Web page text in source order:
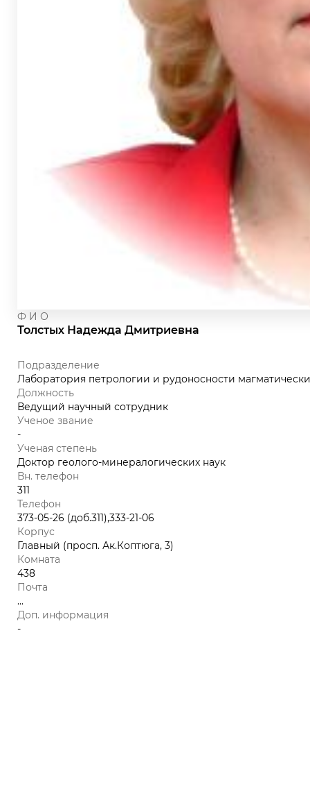
Ф И О
Толстых Надежда Дмитриевна
Подразделение
Лаборатория петрологии и рудоносности
Должность
Ведущий научный сотрудник
Ученое звание
-
Ученая степень
Доктор геолого-минералогических наук
Вн. телефон
311
Телефон
373-05-26 (доб.311),333-21-06
Корпус
Главный (просп. Ак.Коптюга, 3)
Комната
438
Почта
...
Доп. информация
-